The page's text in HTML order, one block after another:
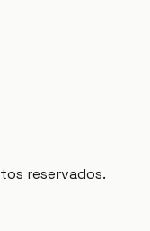
reservados.